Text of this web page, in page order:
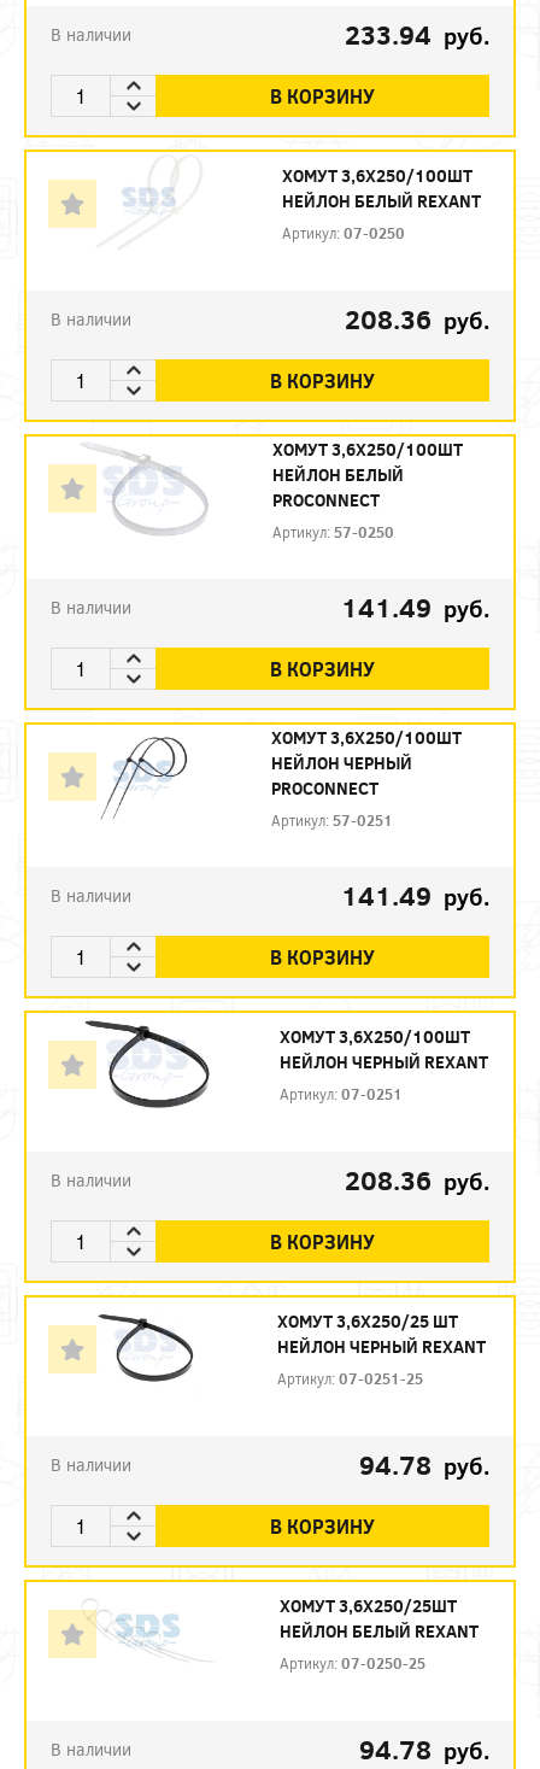
В наличии 233.94 руб.
В КОРЗИНУ
ХОМУТ 3,6Х250/100ШТ
НЕЙЛОН БЕЛЫЙ REXANT
Артикул:07-0250
В наличии 208.36 руб.
В КОРЗИНУ
ХОМУТ 3,6Х250/100ШТ
НЕЙЛОН БЕЛЫЙ
PROCONNECT
Артикул:57-0250
В наличии 141.49 руб.
В КОРЗИНУ
ХОМУТ 3,6Х250/100ШТ
НЕЙЛОН ЧЕРНЫЙ
PROCONNECT
Артикул:57-0251
В наличии 141.49 руб.
В КОРЗИНУ
ХОМУТ 3,6Х250/100ШТ
НЕЙЛОН ЧЕРНЫЙ REXANT
Артикул:07-0251
В наличии 208.36 руб.
В КОРЗИНУ
ХОМУТ 3,6Х250/25 ШТ
НЕЙЛОН ЧЕРНЫЙ REXANT
Артикул:07-0251-25
В наличии 94.78 руб.
В КОРЗИНУ
ХОМУТ 3,6Х250/25ШТ
НЕЙЛОН БЕЛЫЙ REXANT
Артикул:07-0250-25
В наличии 94.78 руб.